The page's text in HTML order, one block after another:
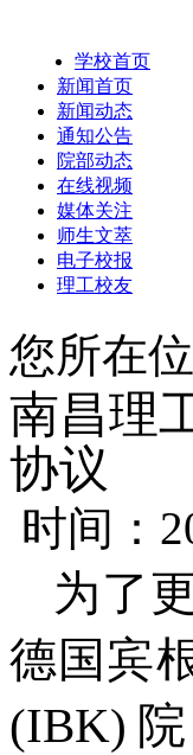
学校首页
新闻首页
新闻动态
通知公告
院部动态
在线视频
媒体关注
师生文萃
电子校报
理工校友
您所在
南昌理
协议
时间：
为了
德国宾
(IBK)